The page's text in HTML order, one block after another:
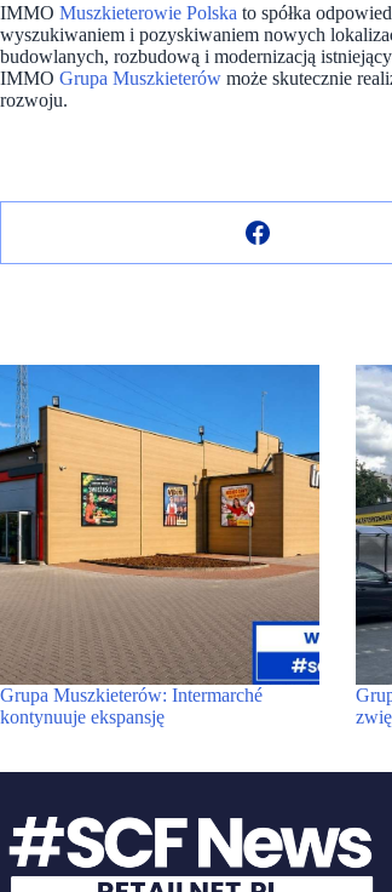
IMMO Muszkieterowie Polska to spółka
wyszukiwaniem i pozyskiwaniem nowych
budowlanych, rozbudową i modernizacją
IMMO Grupa Muszkieterów może skutecznie
rozwoju.
Grupa Muszkieterów: Intermarché
kontynuuje ekspansję